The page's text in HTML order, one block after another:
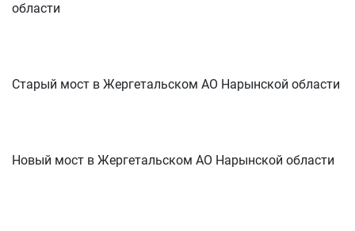
области
Старый мост в Жергетальском АО Нарынской области
Новый мост в Жергетальском АО Нарынской области